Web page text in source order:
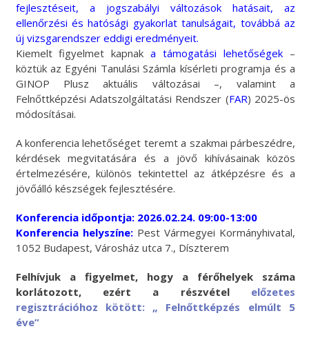
fejlesztéseit, a jogszabályi változások hatásait, az
ellenőrzési és hatósági gyakorlat tanulságait, továbbá az
új vizsgarendszer eddigi eredményeit.
Kiemelt figyelmet kapnaka támogatási lehetőségek –
köztük az Egyéni Tanulási Számla kísérleti programja és a
GINOP Plusz aktuális változásai –, valamint a
Felnőttképzési Adatszolgáltatási Rendszer (FAR) 2025-ös
módosításai.
A konferencia lehetőséget teremt a szakmai párbeszédre,
kérdések megvitatására és a jövő kihívásainak közös
értelmezésére, különös tekintettel az átképzésre és a
jövőálló készségek fejlesztésére.
Konferencia időpontja: 2026.02.24. 09:00-13:00
Konferencia helyszíne:Pest Vármegyei Kormányhivatal,
1052 Budapest, Városház utca 7., Díszterem
Felhívjuk a figyelmet, hogy a férőhelyek száma
korlátozott, ezért a részvétel előzetes
regisztrációhoz kötött:
„ Felnőttképzés elmúlt 5
éve”